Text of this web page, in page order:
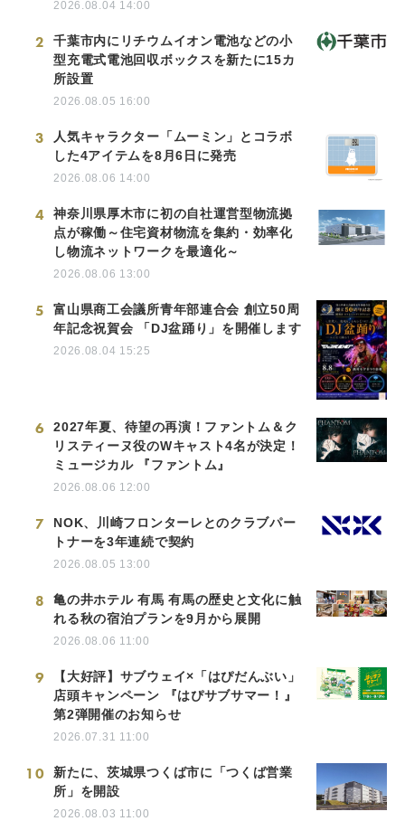
2026.08.04 14:00
2
千葉市内にリチウムイオン電池などの小
型充電式電池回収ボックスを新たに15カ
所設置
2026.08.05 16:00
3
人気キャラクター「ムーミン」とコラボ
した4アイテムを8月6日に発売
2026.08.06 14:00
4
神奈川県厚木市に初の自社運営型物流拠
点が稼働～住宅資材物流を集約・効率化
し物流ネットワークを最適化～
2026.08.06 13:00
5
富山県商工会議所青年部連合会 創立50周
年記念祝賀会 「DJ盆踊り」を開催します
2026.08.04 15:25
6
2027年夏、待望の再演！ファントム＆ク
リスティーヌ役のWキャスト4名が決定！
ミュージカル 『ファントム』
2026.08.06 12:00
7
NOK、川崎フロンターレとのクラブパー
トナーを3年連続で契約
2026.08.05 13:00
8
亀の井ホテル 有馬 有馬の歴史と文化に触
れる秋の宿泊プランを9月から展開
2026.08.06 11:00
9
【大好評】サブウェイ×「はぴだんぶい」
店頭キャンペーン 『はぴサブサマー！』
第2弾開催のお知らせ
2026.07.31 11:00
10
新たに、茨城県つくば市に「つくば営業
所」を開設
2026.08.03 11:00